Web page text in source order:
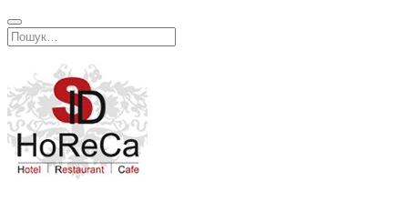
Перейти
кИскать: